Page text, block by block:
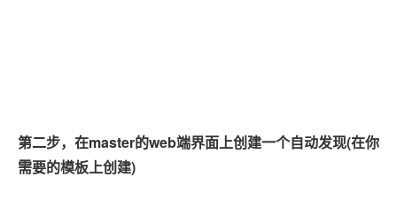
第二步，在master的web端界面上创建一个自动发现(在你
需要的模板上创建)